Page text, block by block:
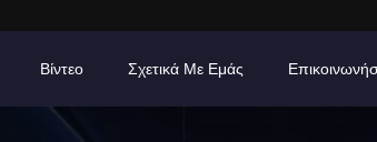
Βίντεο Σχετικά Με Εμάς